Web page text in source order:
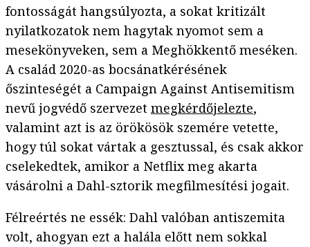
fontosságát hangsúlyozta, a sokat kritizált
nyilatkozatok nem hagytak nyomot sem a
mesekönyveken, sem a Meghökkentő meséken.
A család 2020-as bocsánatkérésének
őszinteségét a Campaign Against Antisemitism
nevű jogvédő szervezet megkérdőjelezte,
valamint azt is az örökösök szemére vetette,
hogy túl sokat vártak a gesztussal, és csak akkor
cselekedtek, amikor a Netflix meg akarta
vásárolni a Dahl-sztorik megfilmesítési jogait.
Félreértés ne essék: Dahl valóban antiszemita
volt, ahogyan ezt a halála előtt nem sokkal